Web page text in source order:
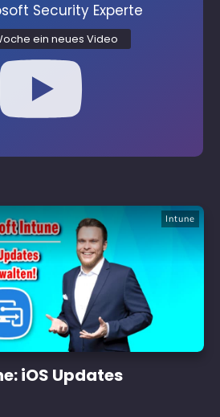
Security Experte
ein neues Video
Intune
iOS Updates